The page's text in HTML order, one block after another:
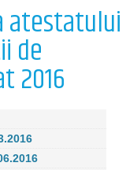
atestatului
de
2016